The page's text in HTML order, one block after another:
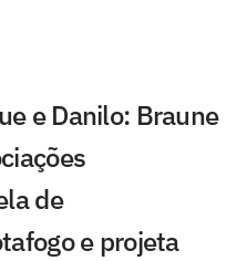
e Danilo: Braune
de
e projeta